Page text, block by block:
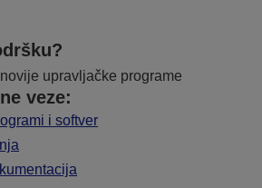
upravljačke programe
veze:
i softver